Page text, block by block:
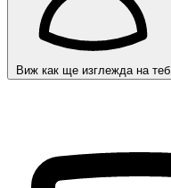
Виж как ще изглежда на теб